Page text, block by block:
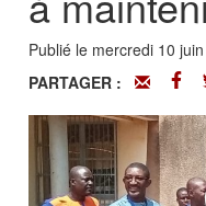
Publié le mercredi 10
PARTAGER :